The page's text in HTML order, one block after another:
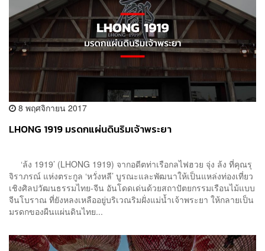
8 พฤศจิกายน 2017
LHONG 1919 มรดกแผ่นดินริมเจ้าพระยา
‘ล้ง 1919’ (LHONG 1919) จากอดีตท่าเรือกลไฟฮวย จุ่ง ล้ง ที่คุณรุ
จิราภรณ์ แห่งตระกูล ‘หวั่งหลี’ บูรณะและพัฒนาให้เป็นแหล่งท่องเที่ยว
เชิงศิลปวัฒนธรรมไทย-จีน อันโดดเด่นด้วยสถาปัตยกรรมเรือนไม้แบบ
จีนโบราณ ที่ยังหลงเหลืออยู่บริเวณริมฝั่งแม่น้ำเจ้าพระยา ให้กลายเป็น
มรดกของผืนแผ่นดินไทย...